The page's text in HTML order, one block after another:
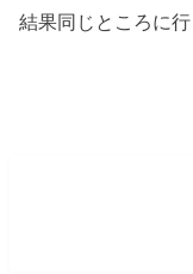
結果同じところに